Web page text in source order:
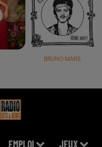
BRUNO MARS
EMPLOI JEUX